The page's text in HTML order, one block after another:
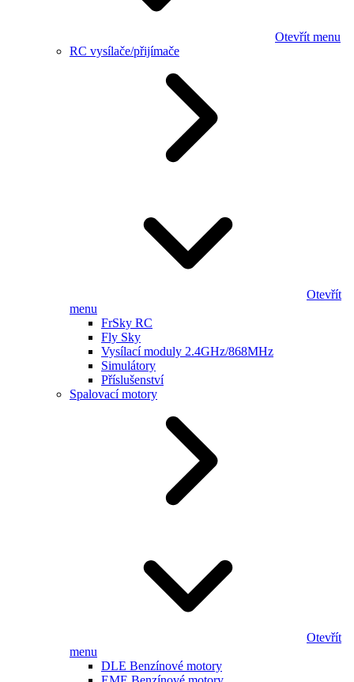
Otevřít menu
RC vysílače/přijímače
Otevřít
menu
FrSky RC
Fly Sky
Vysílací moduly 2.4GHz/868MHz
Simulátory
Příslušenství
Spalovací motory
Otevřít
menu
DLE Benzínové motory